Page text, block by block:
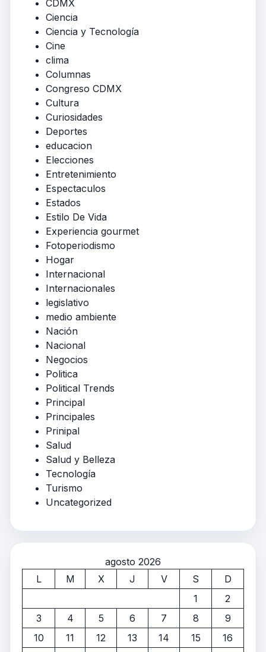
CDMX
Ciencia
Ciencia y Tecnología
Cine
clima
Columnas
Congreso CDMX
Cultura
Curiosidades
Deportes
educacion
Elecciones
Entretenimiento
Espectaculos
Estados
Estilo De Vida
Experiencia gourmet
Fotoperiodismo
Hogar
Internacional
Internacionales
legislativo
medio ambiente
Nación
Nacional
Negocios
Politica
Political Trends
Principal
Principales
Prinipal
Salud
Salud y Belleza
Tecnología
Turismo
Uncategorized
agosto 2026
L
M X J V S
D
1
2
3
4 5 6 7 8
9
10
11 12 13 14 15
16